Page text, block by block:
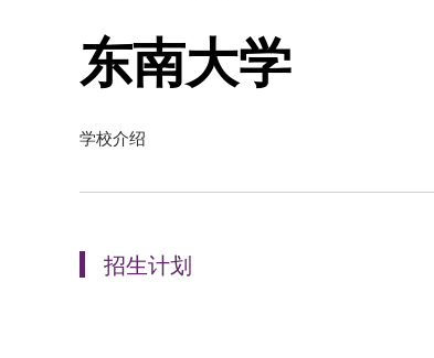
东南大学
学校介绍
招生计划